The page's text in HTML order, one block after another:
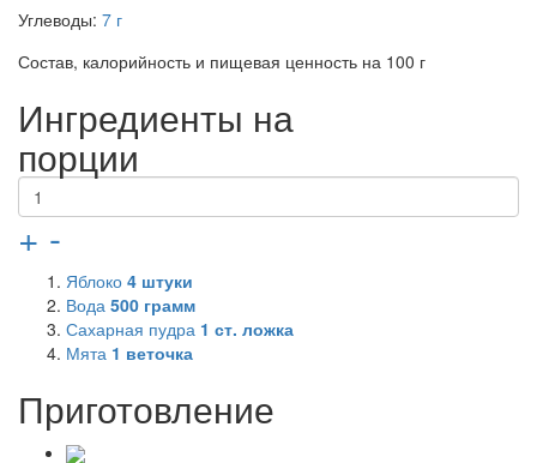
Углеводы: 7 г
Состав, калорийность и пищевая ценность на 100 г
Ингредиенты на
порции
+ -
Яблоко 4 штуки
Вода 500 грамм
Сахарная пудра 1 ст. ложка
Мята 1 веточка
Приготовление